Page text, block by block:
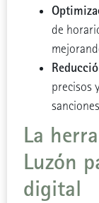
de
precisos
La
Luzón
digital